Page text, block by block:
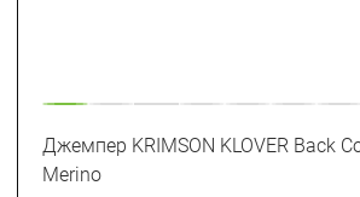
Джемпер KRIMSON KLOVER Back
Merino